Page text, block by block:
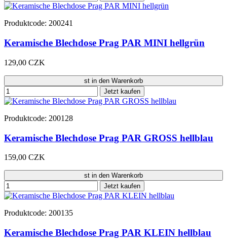
Produktcode: 200241
Keramische Blechdose Prag PAR MINI hellgrün
129,00 CZK
st in den Warenkorb
Jetzt kaufen
Produktcode: 200128
Keramische Blechdose Prag PAR GROSS hellblau
159,00 CZK
st in den Warenkorb
Jetzt kaufen
Produktcode: 200135
Keramische Blechdose Prag PAR KLEIN hellblau